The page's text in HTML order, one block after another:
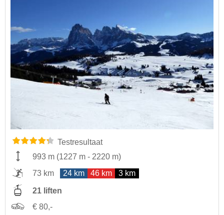
Testresultaat
993 m (1227 m - 2220 m)
73 km
24 km 46 km 3 km
21 liften
€ 80,-